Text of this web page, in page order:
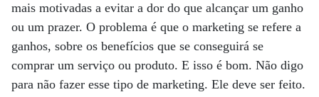
mais motivadas a evitar a dor do que alcançar um ganho
ou um prazer. O problema é que o marketing se refere a
ganhos, sobre os benefícios que se conseguirá se
comprar um serviço ou produto. E isso é bom. Não digo
para não fazer esse tipo de marketing. Ele deve ser feito.